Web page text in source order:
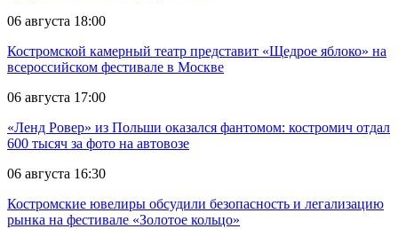
06 августа 18:00
Костромской камерный театр представит «Щедрое яблоко» на
всероссийском фестивале в Москве
06 августа 17:00
«Ленд Ровер» из Польши оказался фантомом: костромич отдал
600 тысяч за фото на автовозе
06 августа 16:30
Костромские ювелиры обсудили безопасность и легализацию
рынка на фестивале «Золотое кольцо»